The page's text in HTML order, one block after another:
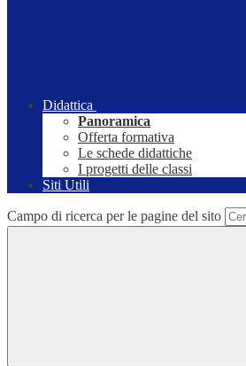
Didattica
Panoramica
Offerta formativa
Le schede didattiche
I progetti delle classi
Siti Utili
Campo di ricerca per le pagine del sito